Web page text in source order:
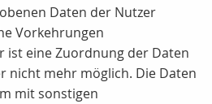
Daten der Nutzer
Vorkehrungen
ist eine Zuordnung der Daten
nicht mehr möglich. Die Daten
mit sonstigen